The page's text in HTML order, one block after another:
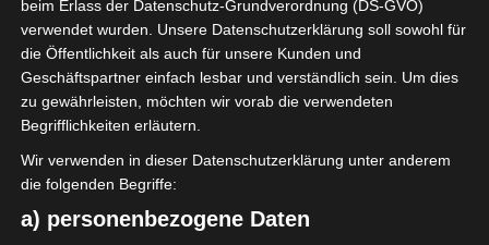
(CA) – Stade Tunisien (ST)
13 Apr. 2024
Meisterschaft Tunesien 2023/2024 - Playoff
Meisterschaftsrunde
Halbzeit: 0-0
TV: Al Kass
beim Erlass der Datenschutz-Grundverordnung (DS-GVO)
verwendet wurden. Unsere Datenschutzerklärung soll sowohl für
die Öffentlichkeit als auch für unsere Kunden und
Geschäftspartner einfach lesbar und verständlich sein. Um dies
zu gewährleisten, möchten wir vorab die verwendeten
Begrifflichkeiten erläutern.
Wir verwenden in dieser Datenschutzerklärung unter anderem
die folgenden Begriffe:
a) personenbezogene Daten